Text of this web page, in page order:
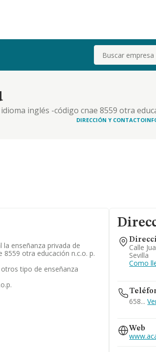
Buscar
inglés -código cnae 8559 otra
DIRECCIÓN Y CONTACTO
enseñanza privada de
otra educación n.c.o. p.
tipo de enseñanza
Calle
Sevilla
Como
658...
655...
Ver
Web